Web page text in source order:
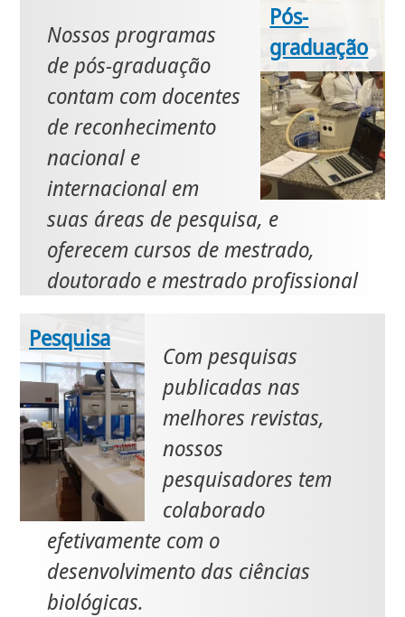
Pós-
graduação
Nossos programas
de pós-graduação
contam com docentes
de reconhecimento
nacional e
internacional em
suas áreas de pesquisa, e
oferecem cursos de mestrado,
doutorado e mestrado profissional
Pesquisa
Com pesquisas
publicadas nas
melhores revistas,
nossos
pesquisadores tem
colaborado
efetivamente com o
desenvolvimento das ciências
biológicas.